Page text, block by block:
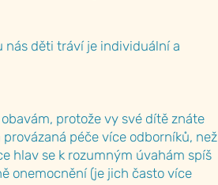
nás děti tráví je individuální a
protože vy své dítě znáte
péče více odborníků, než
hlav se k rozumným úvahám spíš
onemocnění (je jich často více